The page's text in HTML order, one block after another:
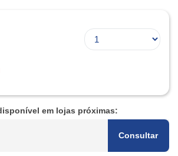
em lojas próximas:
Consultar